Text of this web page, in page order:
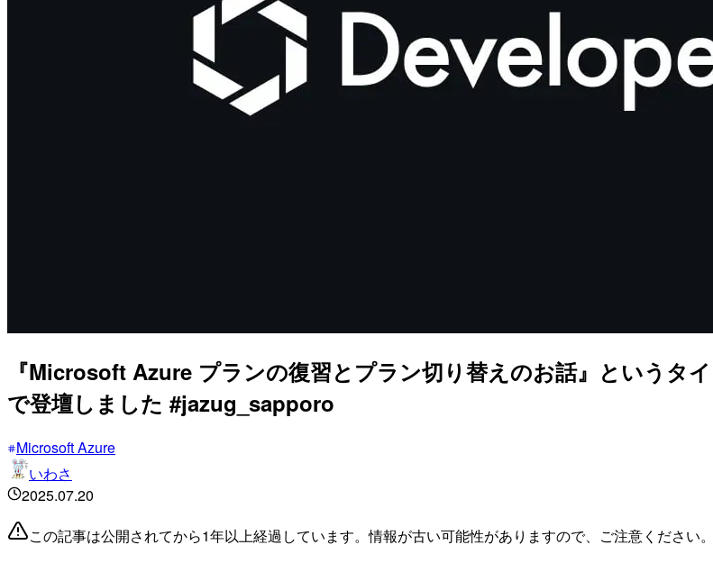
『Microsoft Azure プランの復習とプラン切り替えのお話』というタ
で登壇しました #jazug_sapporo
Microsoft Azure
いわさ
2025.07.20
この記事は公開されてから1年以上経過しています。情報が古い可能性がありますので、ご注意ください。